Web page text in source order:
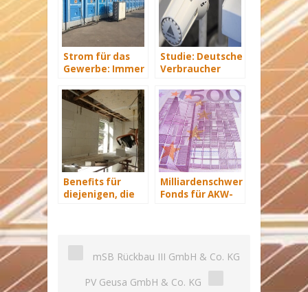
Strom für das
Gewerbe: Immer
versorgt
Studie: Deutsche
Verbraucher
Hunderte Euro
an Heizkosten
Benefits für
diejenigen, die
Milliardenschwerer
Fonds für AKW-
mSB Rückbau III GmbH & Co. KG
PV Geusa GmbH & Co. KG